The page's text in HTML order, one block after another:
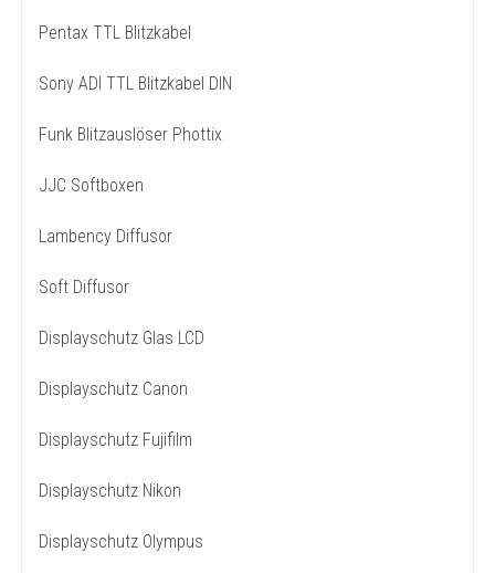
Pentax TTL Blitzkabel
Sony ADI TTL Blitzkabel DIN
Funk Blitzauslöser Phottix
JJC Softboxen
Lambency Diffusor
Soft Diffusor
Displayschutz Glas LCD
Displayschutz Canon
Displayschutz Fujifilm
Displayschutz Nikon
Displayschutz Olympus